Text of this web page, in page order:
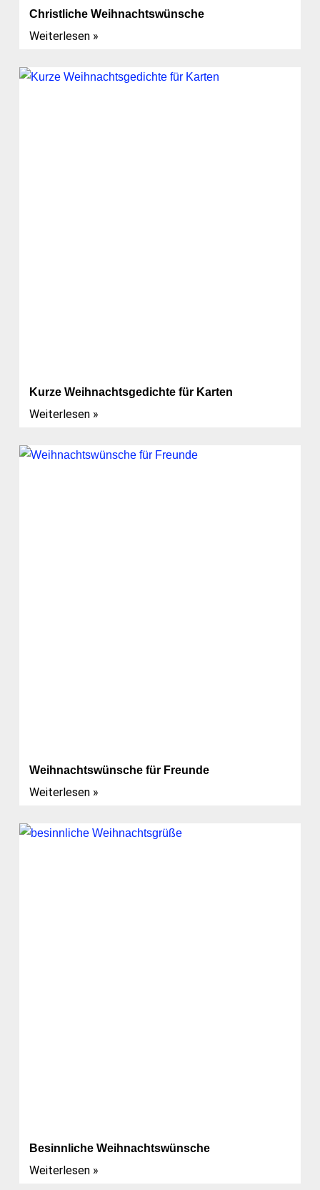
Christliche Weihnachtswünsche
Weiterlesen »
Kurze Weihnachtsgedichte für Karten
Weiterlesen »
Weihnachtswünsche für Freunde
Weiterlesen »
Besinnliche Weihnachtswünsche
Weiterlesen »